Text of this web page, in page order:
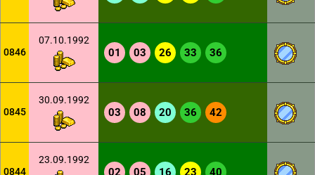
0846
07.10.1992
01 03 26 33 36
0845
30.09.1992
03 08 20 36 42
0844
23.09.1992
02 05 16 23 40